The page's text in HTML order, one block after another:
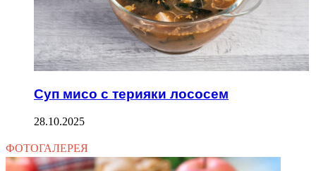
Суп мисо с терияки лососем
28.10.2025
ФОТОГАЛЕРЕЯ